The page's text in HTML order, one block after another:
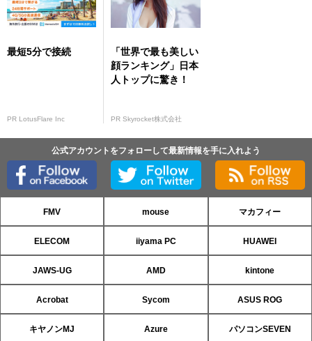
最短5分で接続
PR LotusFlare Inc
「世界で最も美しい
顔ランキング」日本
人トップに驚き！
PR Skyrocket株式会社
公式アカウントをフォローして最新情報を手に入れよう
FMV mouse マカフィー
ELECOM iiyama PC HUAWEI
JAWS-UG AMD kintone
Acrobat Sycom ASUS ROG
キヤノンMJ Azure パソコンSEVEN